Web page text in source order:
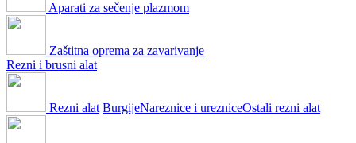
Aparati za sečenje plazmom
Zaštitna oprema za zavarivanje
Rezni i brusni alat
Rezni alat BurgijeNareznice i urezniceOstali rezni alat